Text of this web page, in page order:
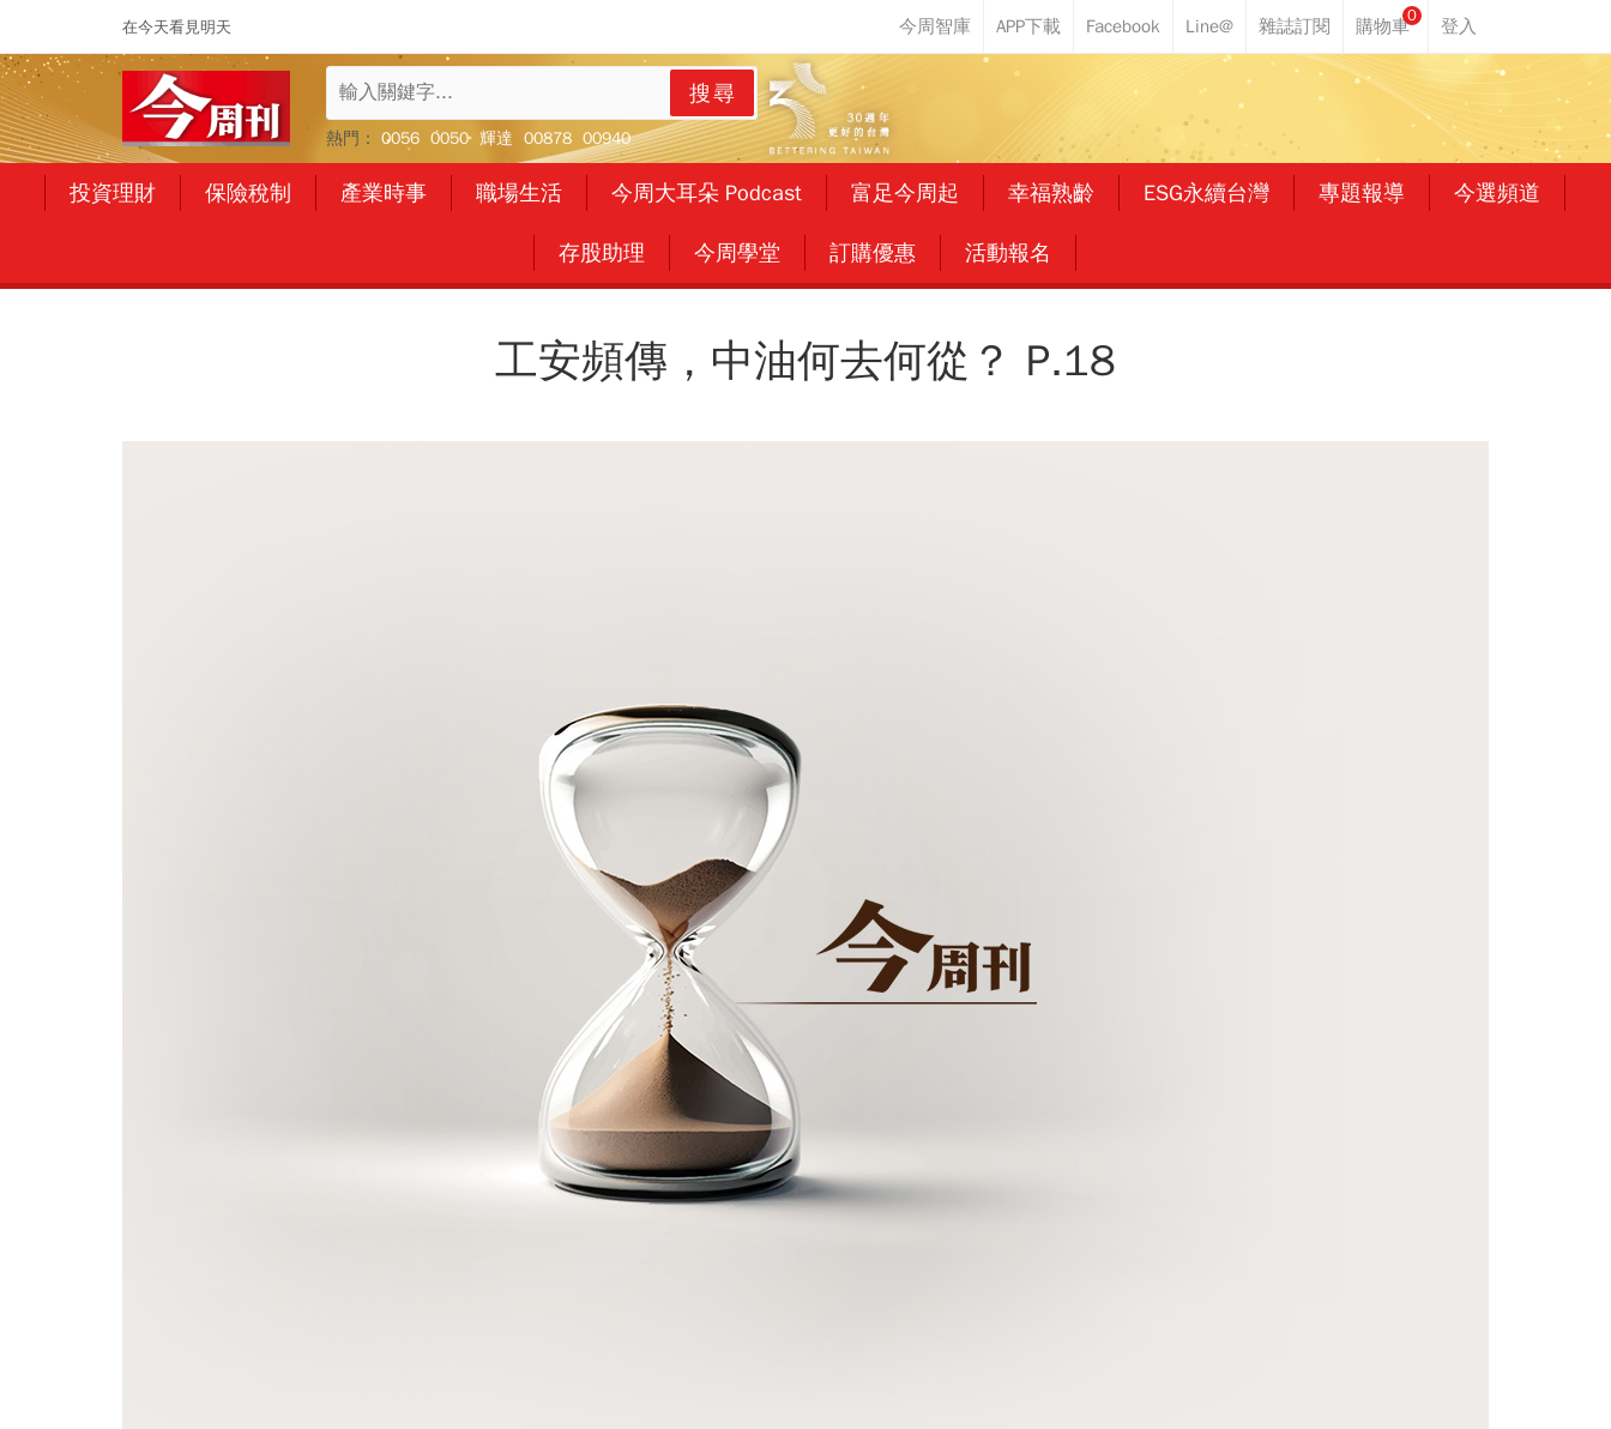
在今天看見明天
0
搜尋
熱門： 0056 0050 輝達 00878 00940
投資理財 保險稅制 產業時事 職場生活 今周大耳朵 Podcast 富足今周起 幸福熟齡 ESG永續台灣 專題報導 今選頻道
存股助理 今周學堂 訂購優惠 活動報名
工安頻傳，中油何去何從？ P.18